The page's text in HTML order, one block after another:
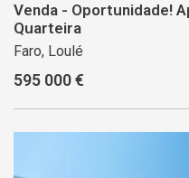
Venda - Oportunidade!
Quarteira
Faro, Loulé
595 000 €